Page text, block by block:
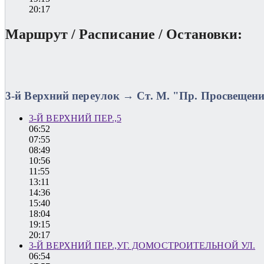
20:17
Маршрут / Расписание / Остановки:
3-й Верхний переулок → Ст. М. "Пр.
3-Й ВЕРХНИЙ ПЕР.,5
06:52
07:55
08:49
10:56
11:55
13:11
14:36
15:40
18:04
19:15
20:17
3-Й ВЕРХНИЙ ПЕР.,УГ. ДОМОСТРОИТЕЛЬНОЙ УЛ.
06:54